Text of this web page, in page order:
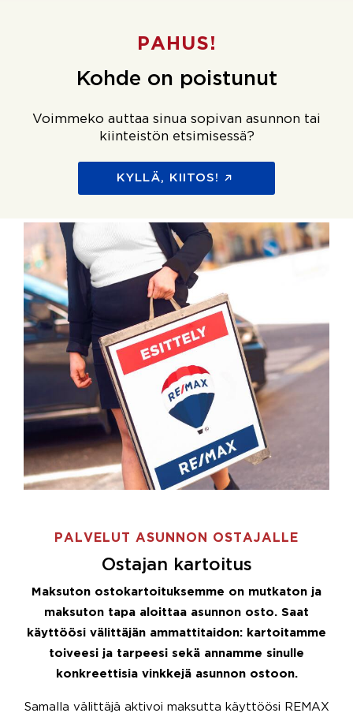
PAHUS!
Kohde on poistunut
Voimmeko auttaa sinua sopivan asunnon tai
kiinteistön etsimisessä?
KYLLÄ, KIITOS!
PALVELUT ASUNNON OSTAJALLE
Ostajan kartoitus
Maksuton ostokartoituksemme on mutkaton ja
maksuton tapa aloittaa asunnon osto. Saat
käyttöösi välittäjän ammattitaidon: kartoitamme
toiveesi ja tarpeesi sekä annamme sinulle
konkreettisia vinkkejä asunnon ostoon.
Samalla välittäjä aktivoi maksutta käyttöösi REMAX